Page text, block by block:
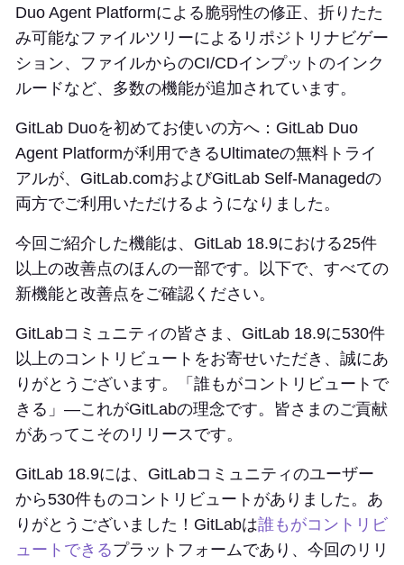
Duo Agent Platformによる脆弱性の修正、折りたた
み可能なファイルツリーによるリポジトリナビゲー
ション、ファイルからのCI/CDインプットのインク
ルードなど、多数の機能が追加されています。
GitLab Duoを初めてお使いの方へ：GitLab Duo
Agent Platformが利用できるUltimateの無料トライ
アルが、GitLab.comおよびGitLab Self-Managedの
両方でご利用いただけるようになりました。
今回ご紹介した機能は、GitLab 18.9における25件
以上の改善点のほんの一部です。以下で、すべての
新機能と改善点をご確認ください。
GitLabコミュニティの皆さま、GitLab 18.9に530件
以上のコントリビュートをお寄せいただき、誠にあ
りがとうございます。「誰もがコントリビュートで
きる」—これがGitLabの理念です。皆さまのご貢献
があってこそのリリースです。
GitLab 18.9には、GitLabコミュニティのユーザー
から530件ものコントリビュートがありました。あ
りがとうございました！GitLabは誰もがコントリビ
ュートできるプラットフォームであり、今回のリリ